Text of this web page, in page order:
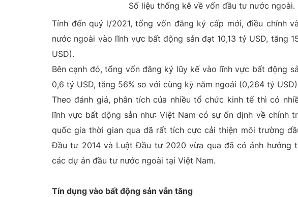
Số liệu thống kê về vốn đầu tư nước ngoài.
Tính đến quý I/2021, tổng vốn đăng ký cấp mới, điều chỉnh
nước ngoài vào lĩnh vực bất động sản đạt 10,13 tỷ USD, tăng
USD).
Bên cạnh đó, tổng vốn đăng ký lũy kế vào lĩnh vực bất động
0,6 tỷ USD, tăng 56% so với cùng kỳ năm ngoái (0,264 tỷ
Theo đánh giá, phân tích của nhiều tổ chức kinh tế thì có
lĩnh vực bất động sản như: Việt Nam có sự ổn định về chính
quốc gia thời gian qua đã rất tích cực cải thiện môi trường
Đầu tư 2014 và Luật Đầu tư 2020 vừa qua đã có ảnh hưởng
các dự án đầu tư nước ngoài tại Việt Nam.
Tín dụng vào bất động sản vẫn tăng